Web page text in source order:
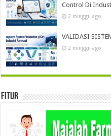
Control Di
2 minggu ago
VALIDASI
2 minggu ago
Fitur